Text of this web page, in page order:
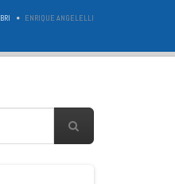
ENRIQUE ANGELELLI